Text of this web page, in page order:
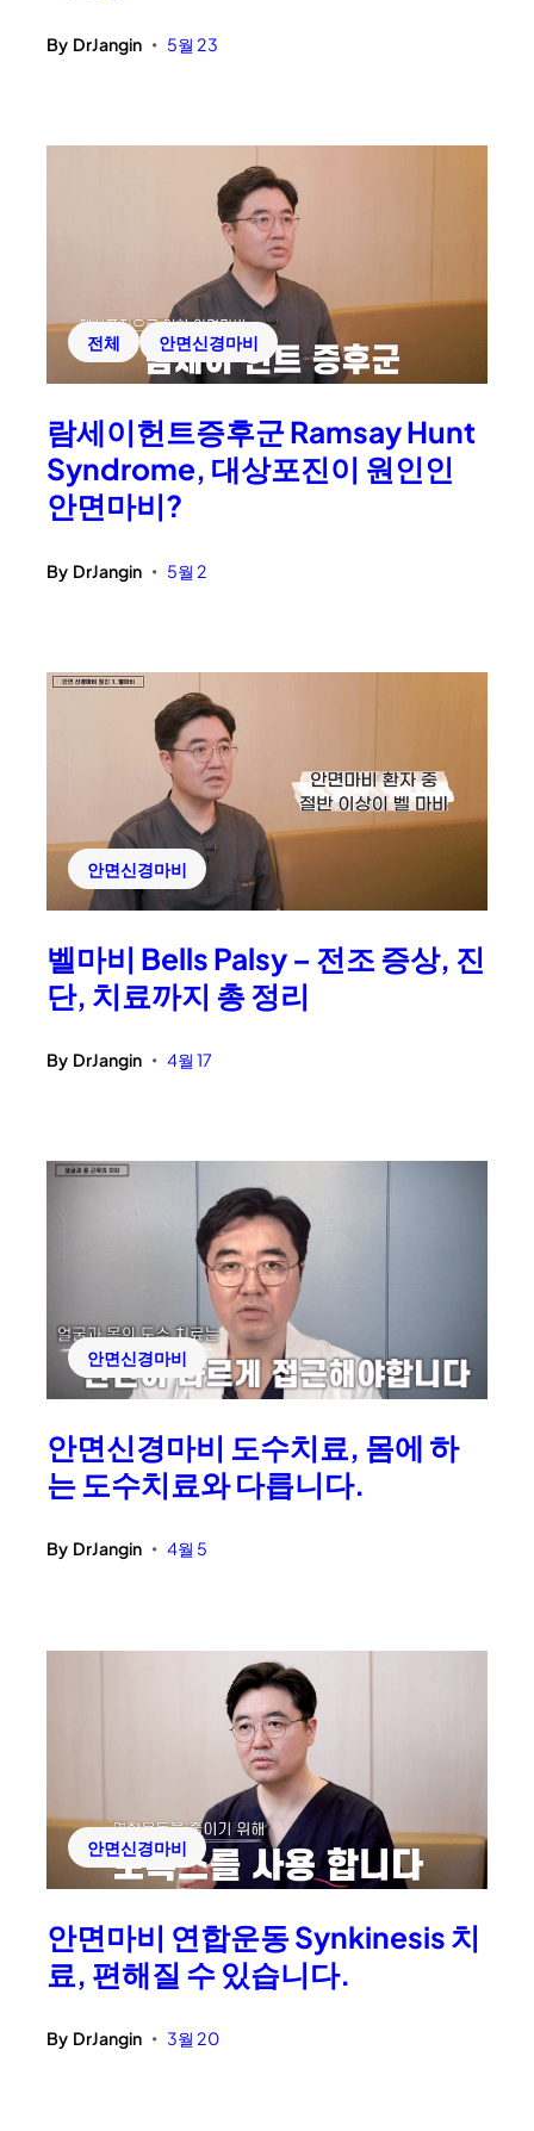
By DrJangin • 5월 23
전체 안면신경마비
람세이헌트증후군 Ramsay Hunt
Syndrome, 대상포진이 원인인
안면마비?
By DrJangin • 5월 2
안면신경마비
벨마비 Bells Palsy – 전조 증상, 진
단, 치료까지 총 정리
By DrJangin • 4월 17
안면신경마비
안면신경마비 도수치료, 몸에 하
는 도수치료와 다릅니다.
By DrJangin • 4월 5
안면신경마비
안면마비 연합운동 Synkinesis 치
료, 편해질 수 있습니다.
By DrJangin • 3월 20